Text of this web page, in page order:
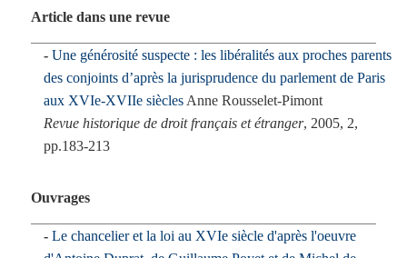
Article dans une revue
Une générosité suspecte : les libéralités aux proches parents
des conjoints d’après la jurisprudence du parlement de Paris
aux XVIe-XVIIe siècles Anne Rousselet-Pimont
Revue historique de droit français et étranger, 2005, 2,
pp.183-213
Ouvrages
Le chancelier et la loi au XVIe siècle d'après l'oeuvre